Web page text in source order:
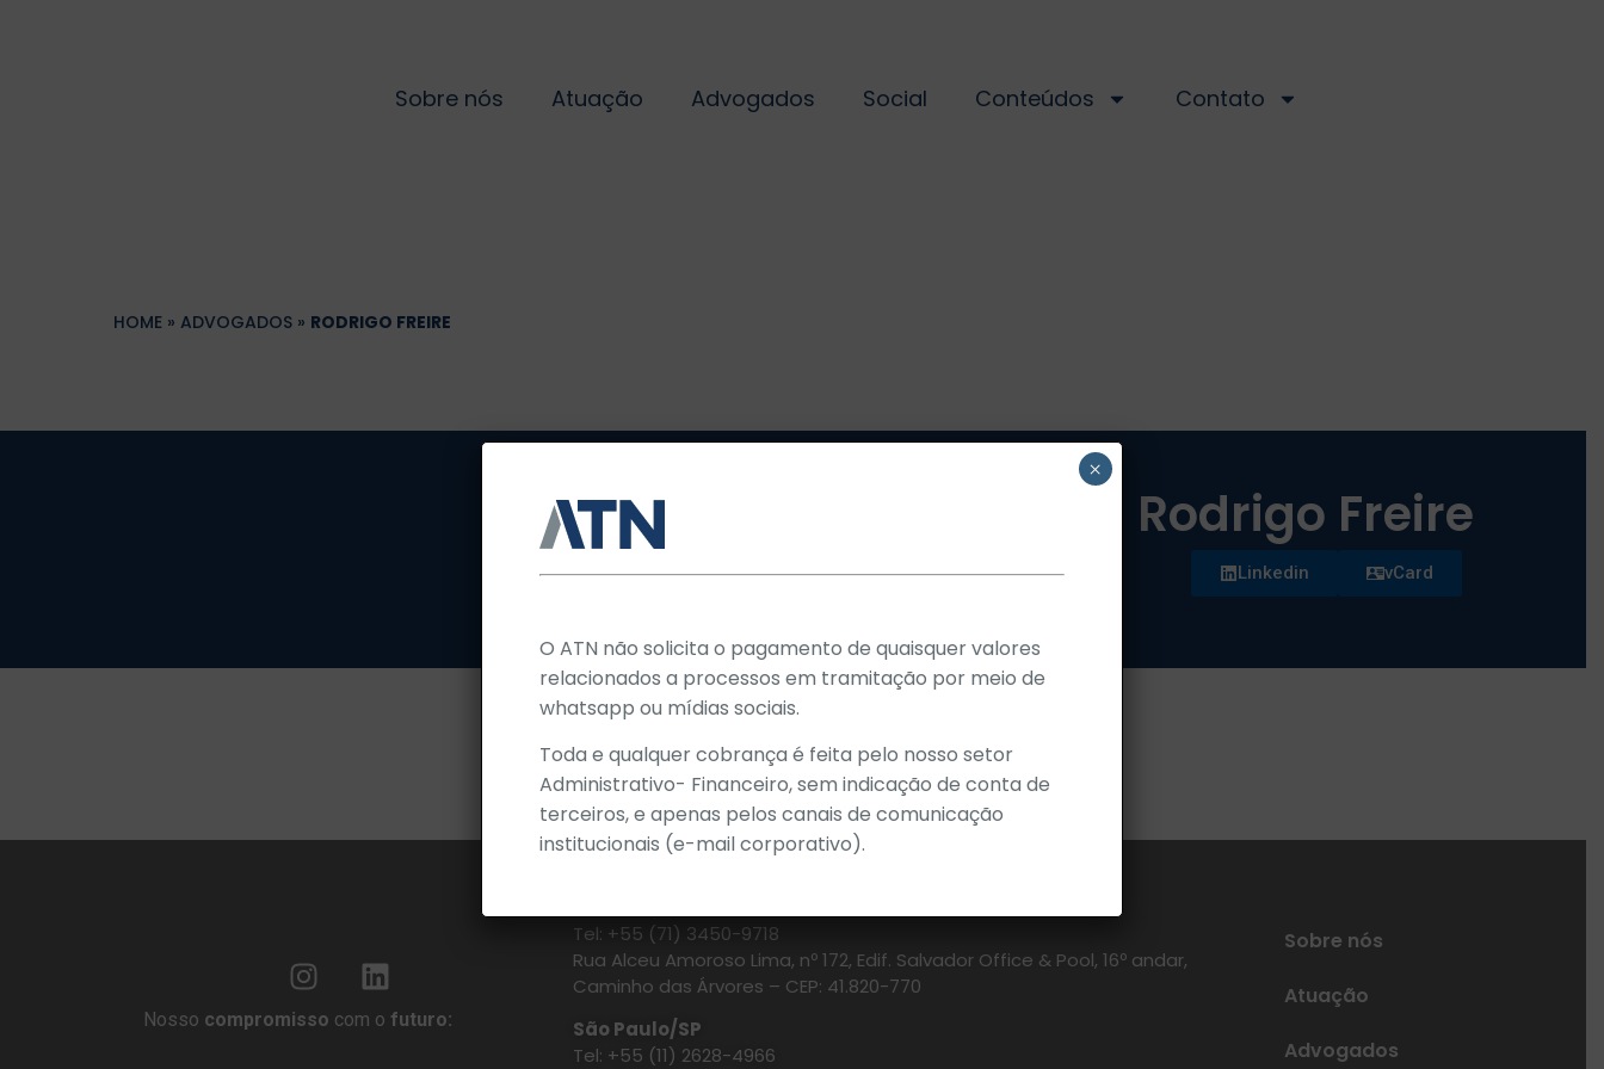
Sobre nós Atuação Advogados Social Conteúdos Contato
HOME» ADVOGADOS» RODRIGO FREIRE
Rodrigo Freire
vCard
Linkedin
Nosso compromisso com o futuro:
Tel: +55 (71) 3450-9718
Rua Alceu Amoroso Lima, nº 172, Edif. Salvador Office & Pool, 16º andar,
Caminho das Árvores – CEP: 41.820-770
São Paulo/SP
Tel: +55 (11) 2628-4966
Sobre nós
Atuação
Advogados
O ATN não solicita o pagamento de quaisquer valores
relacionados a processos em tramitação por meio de
whatsapp ou mídias sociais.
Toda e qualquer cobrança é feita pelo nosso setor
Administrativo- Financeiro, sem indicação de conta de
terceiros, e apenas pelos canais de comunicação
institucionais (e-mail corporativo).
×